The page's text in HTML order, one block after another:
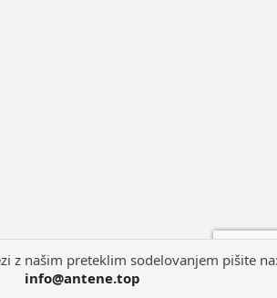
z našim preteklim sodelovanjem pišite
info@antene.top